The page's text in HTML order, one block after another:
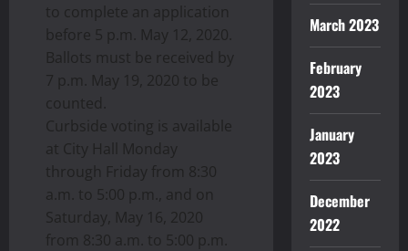
to complete an application
before 5 p.m. May 12, 2020.
Ballots must be received by
7 p.m. May 19, 2020 to be
counted.
Curbside voting is available
at City Hall Monday
through Friday from 8:30
a.m. to 5:00 p.m., and on
Saturday, May 16, 2020
from 8:30 a.m. to 5:00 p.m.
March 2023
February
2023
January
2023
December
2022